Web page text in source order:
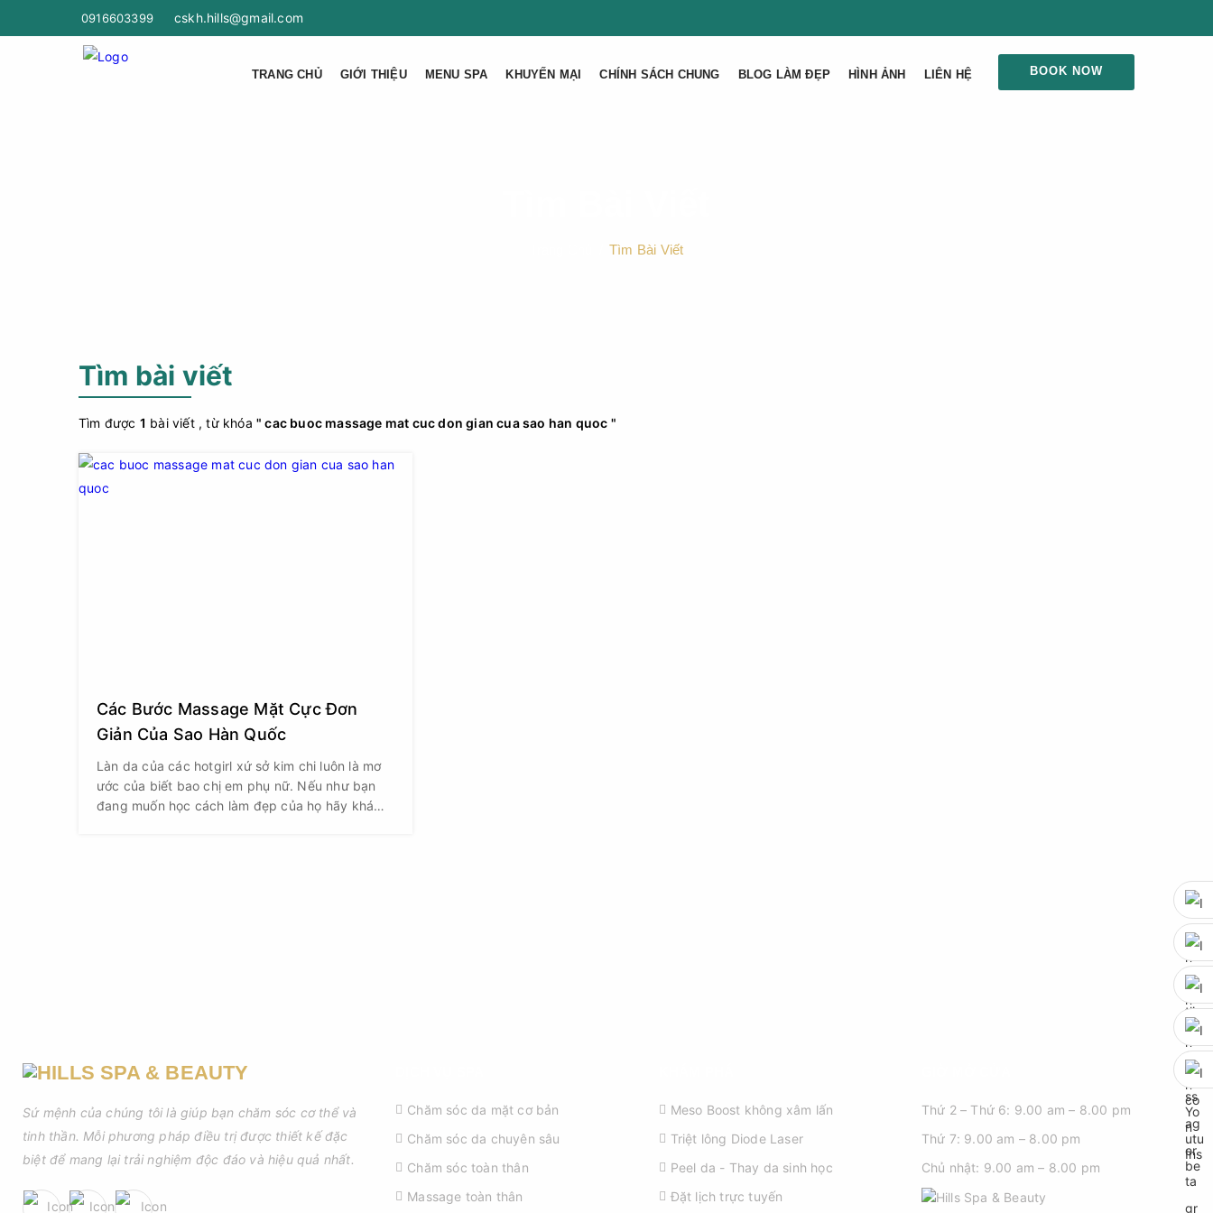
0916603399 cskh.hills@gmail.com
TRANG CHỦ GIỚI THIỆU MENU SPA KHUYẾN MẠI CHÍNH SÁCH CHUNG BLOG LÀM ĐẸP HÌNH ẢNH LIÊN HỆ BOOK NOW
Tìm Bài Viết
Tìm bài viết
Tìm được 1 bài viết , từ khóa" cac buoc massage mat cuc don gian cua sao han quoc "
Các Bước Massage Mặt Cực Đơn
Giản Của Sao Hàn Quốc
Làn da của các hotgirl xứ sở kim chi luôn là mơ
ước của biết bao chị em phụ nữ. Nếu như bạn
đang muốn học cách làm đẹp của họ hãy khám
Sứ mệnh của chúng tôi là giúp bạn chăm sóc cơ thể và
tinh thần. Mỗi phương pháp điều trị được thiết kế đặc
biệt để mang lại trải nghiệm độc đáo và hiệu quả nhất.
Chăm sóc da mặt cơ bản
Chăm sóc da chuyên sâu
Chăm sóc toàn thân
Massage toàn thân
Meso Boost không xâm lấn
Triệt lông Diode Laser
Peel da - Thay da sinh học
Đặt lịch trực tuyến
Thứ 2 – Thứ 6: 9.00 am – 8.00 pm
Thứ 7: 9.00 am – 8.00 pm
Chủ nhật: 9.00 am – 8.00 pm